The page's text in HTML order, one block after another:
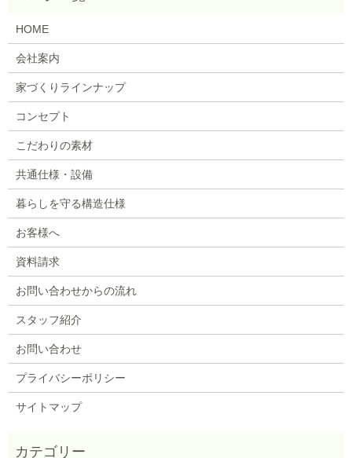
HOME
会社案内
家づくりラインナップ
コンセプト
こだわりの素材
共通仕様・設備
暮らしを守る構造仕様
お客様へ
資料請求
お問い合わせからの流れ
スタッフ紹介
お問い合わせ
プライバシーポリシー
サイトマップ